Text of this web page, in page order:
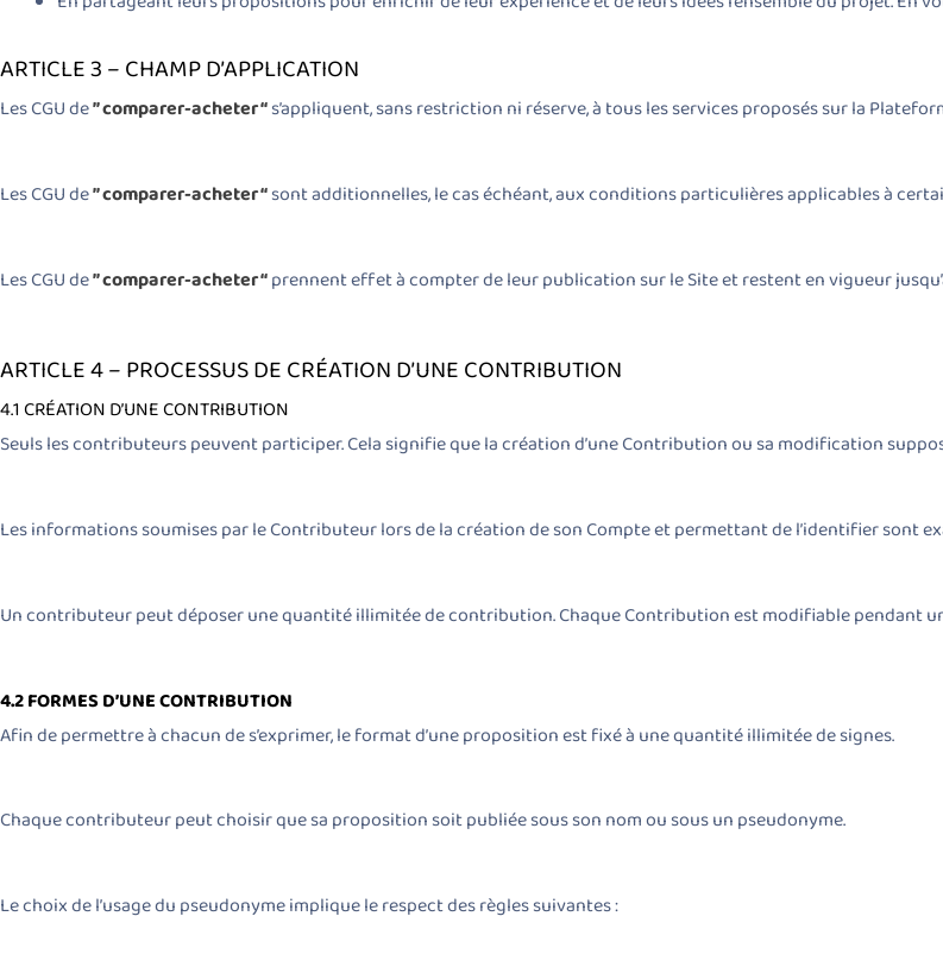
ARTICLE 3 – CHAMP D’APPLICATION
Les CGU de” comparer-acheter “s’appliquent, sans restriction ni réserve, à tous les services proposés sur la
Les CGU de” comparer-acheter “sont additionnelles, le cas échéant, aux conditions particulières applicables à
Les CGU de” comparer-acheter “prennent effet à compter de leur publication sur le Site et restent en vigueur
ARTICLE 4 – PROCESSUS DE CRÉATION D’UNE CONTRIBUTION
4.1 CRÉATION D’UNE CONTRIBUTION
Seuls les contributeurs peuvent participer. Cela signifie que la création d’une Contribution ou sa modification
Les informations soumises par le Contributeur lors de la création de son Compte et permettant de l’identifier sont
Un contributeur peut déposer une quantité illimitée de contribution. Chaque Contribution est modifiable pendant
4.2 FORMES D’UNE CONTRIBUTION
Afin de permettre à chacun de s’exprimer, le format d’une proposition est fixé à une quantité illimitée de signes.
Chaque contributeur peut choisir que sa proposition soit publiée sous son nom ou sous un pseudonyme.
Le choix de l’usage du pseudonyme implique le respect des règles suivantes :